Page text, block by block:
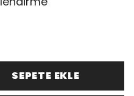
SEPETE EKLE